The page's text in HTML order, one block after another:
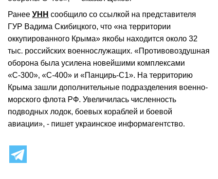
Ранее УНН сообщило со ссылкой на представителя
ГУР Вадима Скибицкого, что «на территории
оккупированного Крыма» якобы находится около 32
тыс. российских военнослужащих. «Противовоздушная
оборона была усилена новейшими комплексами
«С-300», «С-400» и «Панцирь-С1». На территорию
Крыма зашли дополнительные подразделения военно-
морского флота РФ. Увеличилась численность
подводных лодок, боевых кораблей и боевой
авиации», - пишет украинское информагентство.